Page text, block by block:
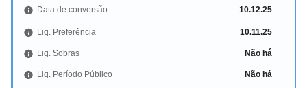
Data de conversão 10.12.25
Liq. Preferência 10.11.25
Liq. Sobras Não há
Liq. Período Público Não há